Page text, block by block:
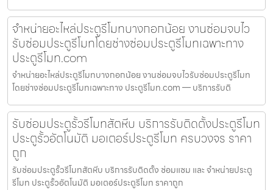
จำหน่ายอะไหล่ประตูรีโมทบางกอกน้อย งานซ่อมจบไว
รับซ่อมประตูรีโมทโดยช่างซ่อมประตูรีโมทเฉพาะทาง
ประตูรีโมท.com
จำหน่ายอะไหล่ประตูรีโมทบางกอกน้อย งานซ่อมจบไวรับซ่อมประตูรีโมท
โดยช่างซ่อมประตูรีโมทเฉพาะทาง ประตูรีโมท.com — บริการรับติ
รับซ่อมประตูรั้วรีโมทสัตหีบ บริการรับติดตั้งประตูรีโมท
ประตูรั้วอัตโนมัติ มอเตอร์ประตูรีโมท ครบวงจร ราคา
ถูก
รับซ่อมประตูรั้วรีโมทสัตหีบ บริการรับติดตั้ง ซ่อมแซม และ จำหน่ายประตู
รีโมท ประตูรั้วอัตโนมัติ มอเตอร์ประตูรีโมท ราคาถูก